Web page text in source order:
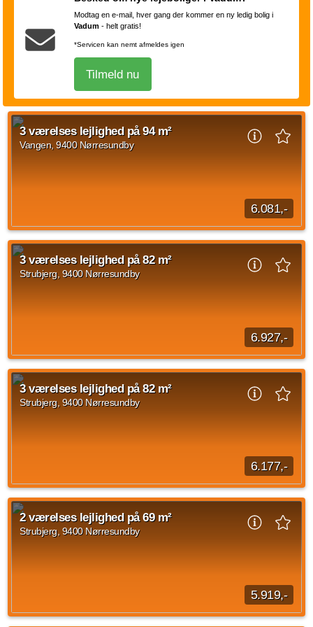
kroner og forbrug er på 1.075 kroner...
Kilde: Prodomus BP
2 vær. 40 m²
Modtag en e-mail, hver gang der kommer en ny ledig bolig i
Vadum - helt gratis!
*Servicen kan nemt afmeldes igen
Tilmeld nu
3 værelses lejlighed på 94 m²
Vangen, 9400 Nørresundby
6.081,-
3 værelses lejlighed beliggende Vangen, Nørresundby på 94
m2. Den månedlige husleje er på 6.081 kroner og forbrug er
sat til 1.394 kroner. Indskuddet...
Kilde: Sundby-Hvorup Boligselskab
3 værelses lejlighed på 82 m²
Strubjerg, 9400 Nørresundby
6.927,-
3 værelses lejlighed beliggende Strubjerg, Nørresundby med
et areal på 82 m2. Den månedlige husleje er på 6.927 DKK
og forbrug er sat til 1.066 DKK...
Kilde: Sundby-Hvorup Boligselskab
3 værelses lejlighed på 82 m²
Strubjerg, 9400 Nørresundby
6.177,-
3 værelses lejlighed på Strubjerg, Nørresundby med en
størrelse på 82 m2. Den månedlige husleje udgør 6.177 DKK
og forbrug er på 1.066 DKK. Lejligheden...
Kilde: Sundby-Hvorup Boligselskab
2 værelses lejlighed på 69 m²
Strubjerg, 9400 Nørresundby
5.919,-